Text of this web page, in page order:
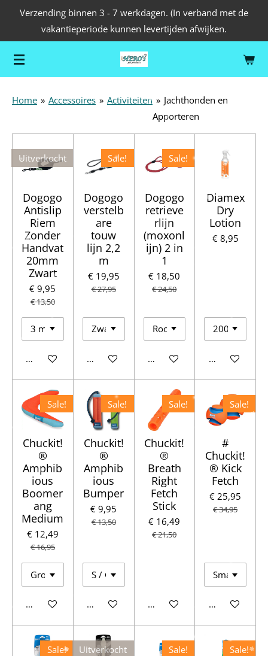
de
hoofdinhoud
Verzending binnen 3 - 7 werkdagen. (In verband met de
vakantieperiode kunnen levertijden afwijken.
Home » Accessoires » Activiteiten » Jachthonden en
Apporteren
Uitverkocht
Dogogo
Antislip
Riem
Zonder
Handvat
20mm
Zwart
€ 9,95
€ 13,50
Houd mij op de hoogte
Sale!
Dogogo
verstelb
are
touw
lijn 2,2
m
€ 19,95
€ 27,95
In winkelwagen
Sale!
Dogogo
retrieve
rlijn
(moxonl
ijn) 2 in
1
€ 18,50
€ 24,50
In winkelwagen
Diamex
Dry
Lotion
€ 8,95
In
Sale!
Chuckit!
®
Amphib
ious
Boomer
ang
Medium
€ 12,49
€ 16,95
In winkelwagen
Sale!
Chuckit!
®
Amphib
ious
Bumper
€ 9,95
€ 13,50
In winkelwagen
Sale!
Chuckit!
®
Breath
Right
Fetch
Stick
€ 16,49
€ 21,50
In winkelwagen
Sale!
#
Chuckit!
® Kick
Fetch
€ 25,95
€ 34,95
In
Sale! Uitverkocht Sale! Sale!